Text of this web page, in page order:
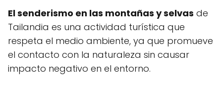
El senderismo en las montañas y selvas de
Tailandia es una actividad turística que
respeta el medio ambiente, ya que promueve
el contacto con la naturaleza sin causar
impacto negativo en el entorno.